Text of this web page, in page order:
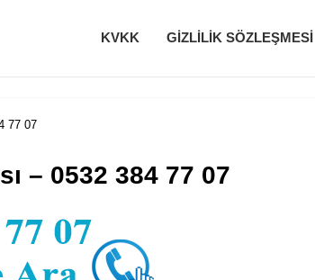
KVKK GIZLILIK SÖZLEŞMESI
77 07
– 0532 384 77 07